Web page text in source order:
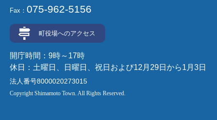
Fax： 075-962-5156
町役場へのアクセス
開庁時間：9時～17時
休日：土曜日、日曜日、祝日および12月29日から1月3日
法人番号8000020273015
Copyright Shimamoto Town. All Rights Reserved.